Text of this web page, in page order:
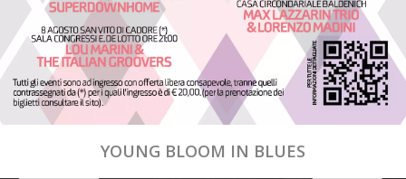
YOUNG BLOOM IN BLUES